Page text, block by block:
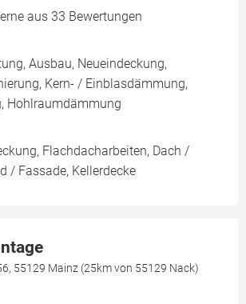
aus 33 Bewertungen
Ausbau, Neueindeckung,
Kern- / Einblasdämmung,
Hohlraumdämmung
Flachdacharbeiten, Dach /
/ Fassade, Kellerdecke
55129 Mainz (25km von 55129 Nack)